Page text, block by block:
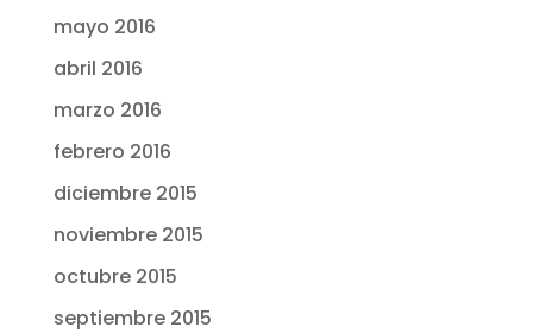
mayo 2016
abril 2016
marzo 2016
febrero 2016
diciembre 2015
noviembre 2015
octubre 2015
septiembre 2015